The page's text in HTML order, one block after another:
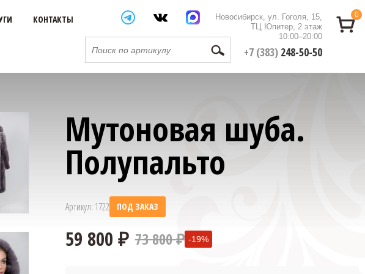
Новосибирск, ул. Гоголя, 15,
ТЦ Юпитер, 2 этаж
10:00–20:00
+7 (383) 248-50-50
КОНТАКТЫ 0
Мутоновая шуба.
Полупальто
Артикул: 1722 ПОД ЗАКАЗ
73 800 ₽ -19%